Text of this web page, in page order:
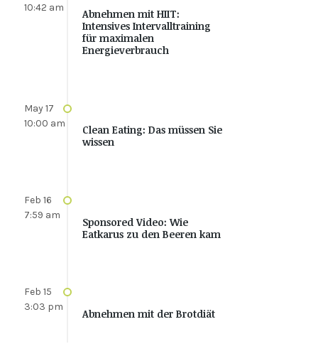
10:42 am
Abnehmen mit HIIT:
Intensives Intervalltraining
für maximalen
Energieverbrauch
May 17
10:00 am
Clean Eating: Das müssen Sie
wissen
Feb 16
7:59 am
Sponsored Video: Wie
Eatkarus zu den Beeren kam
Feb 15
3:03 pm
Abnehmen mit der Brotdiät